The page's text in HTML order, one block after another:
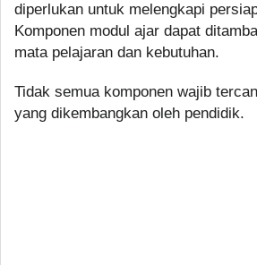
diperlukan untuk melengkapi
Komponen modul ajar dapat
mata pelajaran dan kebutuhan.
Tidak semua komponen wajib
yang dikembangkan oleh pendidik.